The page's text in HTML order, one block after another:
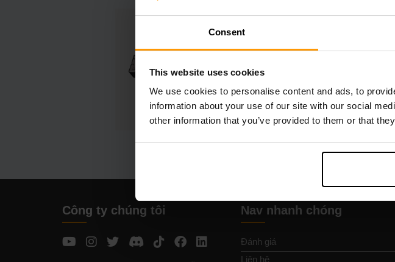
Consent
This website uses cookies
We use cookies to personalise content and ads, to
information about your use of our site with our social
other information that you’ve provided to them or that
Công ty chúng tôi Nav nhanh chóng
Đánh giá
Liên hệ